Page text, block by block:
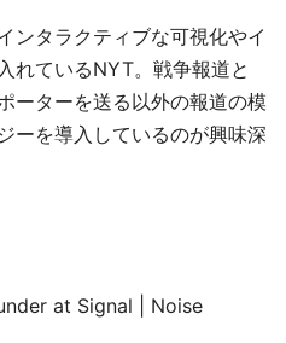
ンタラクティブな可視化やイ
れているNYT。戦争報道と
ーターを送る以外の報道の模
ーを導入しているのが興味深
at Signal | Noise